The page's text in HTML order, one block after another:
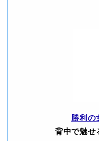
勝利の
背中で魅せ